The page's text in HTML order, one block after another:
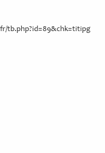
tb.php?id=89&chk=titipg